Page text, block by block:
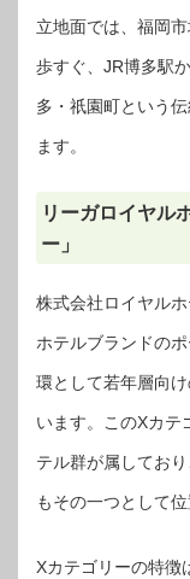
立地面では、福岡
歩すぐ、JR博多駅
多・祇園町という
ます。
リーガロイヤル
ー」
株式会社ロイヤル
ホテルブランドの
環として若年層向
います。このXカテ
テル群が属してお
もその一つとして
Xカテゴリーの特徴